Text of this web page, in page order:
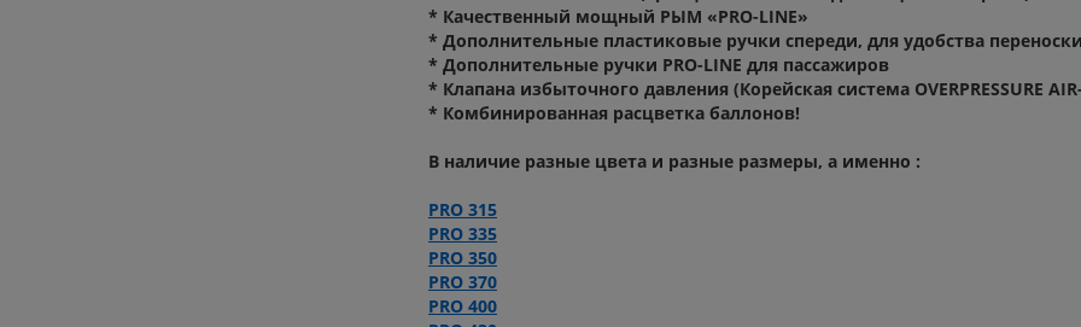
* Качественный мощный РЫМ «PRO-LINE»
* Дополнительные пластиковые ручки спереди, для удобства
* Дополнительные ручки PRO-LINE для пассажиров
* Клапана избыточного давления (Корейская система OVERPRESSURE AIR-
* Комбинированная расцветка баллонов!
В наличие разные цвета и разные размеры, а именно :
PRO 315
PRO 335
PRO 350
PRO 370
PRO 400